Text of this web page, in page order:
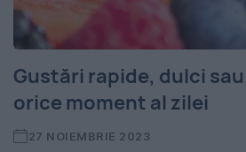
Gustări rapide, dulci
orice moment al zilei
27 NOIEMBRIE 2023